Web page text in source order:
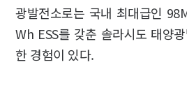
광발전소로는 국내 최대급인
Wh ESS를 갖춘 솔라시도 태양
한 경험이 있다.